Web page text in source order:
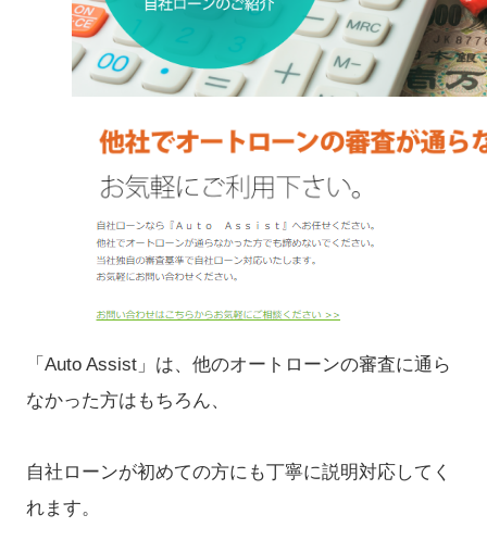
「Auto Assist」は、他のオートローンの審査に通ら
なかった方はもちろん、
自社ローンが初めての方にも丁寧に説明対応してく
れます。